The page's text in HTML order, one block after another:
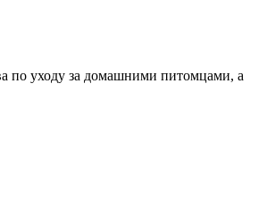
по уходу за домашними питомцами, а